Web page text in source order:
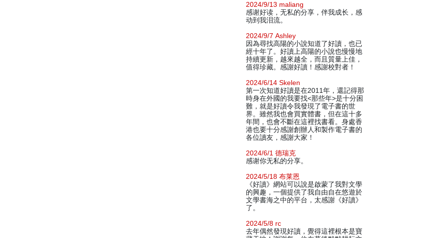
2024/9/13 maliang
感谢好读，无私的分享，伴我成长，感
动到我泪流。
2024/9/7 Ashley
因為尋找高陽的小說知道了好讀，也已
經十年了。好讀上高陽的小說也慢慢地
持續更新，越來越全，而且質量上佳，
值得珍藏。感謝好讀！感謝校對者！
2024/6/14 Skelen
第一次知道好讀是在2011年，還記得那
時身在外國的我要找<那些年>是十分困
難，就是好讀令我發現了電子書的世
界。雖然我也會買實體書，但在這十多
年間，也會不斷在這裡找書看。身處香
港也要十分感謝創辦人和製作電子書的
各位讀友，感謝大家！
2024/6/1 德瑞克
感谢你无私的分享。
2024/5/18 布莱恩
《好讀》網站可以說是啟蒙了我對文學
的興趣，一個提供了我自由自在悠遊於
文學書海之中的平台，太感謝《好讀》
了。
2024/5/8 rc
去年偶然發現好讀，覺得這裡根本是寶